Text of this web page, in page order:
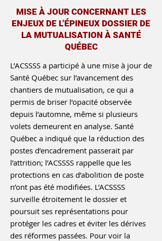
MISE À JOUR CONCERNANT LES
ENJEUX DE L’ÉPINEUX DOSSIER DE
LA MUTUALISATION À SANTÉ
QUÉBEC
L’ACSSSS a participé à une mise à jour de
Santé Québec sur l’avancement des
chantiers de mutualisation, ce qui a
permis de briser l’opacité observée
depuis l’automne, même si plusieurs
volets demeurent en analyse. Santé
Québec a indiqué que la réduction des
postes d’encadrement passerait par
l’attrition; l’ACSSSS rappelle que les
protections en cas d’abolition de poste
n’ont pas été modifiées. L’ACSSSS
surveille étroitement le dossier et
poursuit ses représentations pour
protéger les cadres et éviter les dérives
des réformes passées. Pour voir la